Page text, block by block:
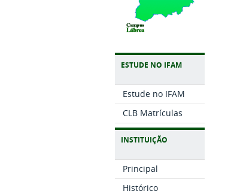
ESTUDE NO IFAM
Estude no IFAM
CLB Matrículas
INSTITUIÇÃO
Principal
Histórico